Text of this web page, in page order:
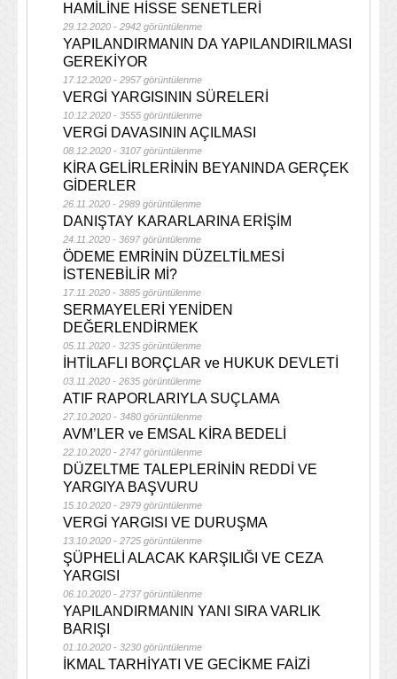
HAMİLİNE HİSSE SENETLERİ
29.12.2020 - 2942 görüntülenme
YAPILANDIRMANIN DA YAPILANDIRILMASI
GEREKİYOR
17.12.2020 - 2957 görüntülenme
VERGİ YARGISININ SÜRELERİ
10.12.2020 - 3555 görüntülenme
VERGİ DAVASININ AÇILMASI
08.12.2020 - 3107 görüntülenme
KİRA GELİRLERİNİN BEYANINDA GERÇEK
GİDERLER
26.11.2020 - 2989 görüntülenme
DANIŞTAY KARARLARINA ERİŞİM
24.11.2020 - 3697 görüntülenme
ÖDEME EMRİNİN DÜZELTİLMESİ
İSTENEBİLİR Mİ?
17.11.2020 - 3885 görüntülenme
SERMAYELERİ YENİDEN
DEĞERLENDİRMEK
05.11.2020 - 3235 görüntülenme
İHTİLAFLI BORÇLAR ve HUKUK DEVLETİ
03.11.2020 - 2635 görüntülenme
ATIF RAPORLARIYLA SUÇLAMA
27.10.2020 - 3480 görüntülenme
AVM’LER ve EMSAL KİRA BEDELİ
22.10.2020 - 2747 görüntülenme
DÜZELTME TALEPLERİNİN REDDİ VE
YARGIYA BAŞVURU
15.10.2020 - 2979 görüntülenme
VERGİ YARGISI VE DURUŞMA
13.10.2020 - 2725 görüntülenme
ŞÜPHELİ ALACAK KARŞILIĞI VE CEZA
YARGISI
06.10.2020 - 2737 görüntülenme
YAPILANDIRMANIN YANI SIRA VARLIK
BARIŞI
01.10.2020 - 3230 görüntülenme
İKMAL TARHİYATI VE GECİKME FAİZİ